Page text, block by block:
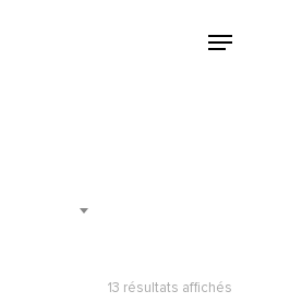
13 résultats affichés